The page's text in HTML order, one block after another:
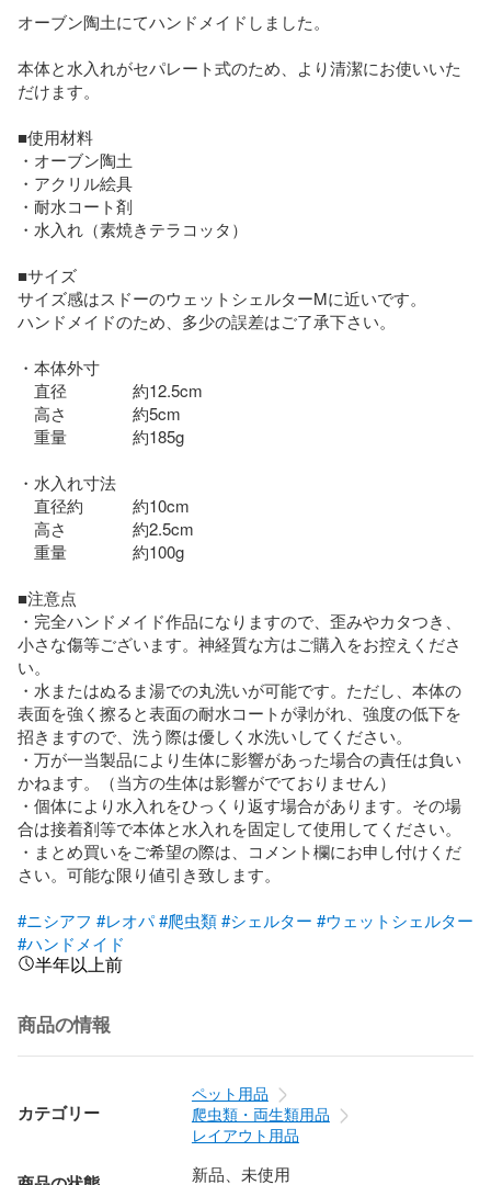
オーブン陶土にてハンドメイドしました。
本体と水入れがセパレート式のため、より清潔にお使いいた
だけます。
■使用材料
・オーブン陶土
・アクリル絵具
・耐水コート剤
・水入れ（素焼きテラコッタ）
■サイズ
サイズ感はスドーのウェットシェルターMに近いです。
ハンドメイドのため、多少の誤差はご了承下さい。
・本体外寸
直径　　　　約12.5cm
高さ　　　　約5cm
重量　　　　約185g
・水入れ寸法
直径約　　　約10cm
高さ　　　　約2.5cm
重量　　　　約100g
■注意点
・完全ハンドメイド作品になりますので、歪みやカタつき、
小さな傷等ございます。神経質な方はご購入をお控えくださ
い。
・水またはぬるま湯での丸洗いが可能です。ただし、本体の
表面を強く擦ると表面の耐水コートが剥がれ、強度の低下を
招きますので、洗う際は優しく水洗いしてください。
・万が一当製品により生体に影響があった場合の責任は負い
かねます。（当方の生体は影響がでておりません）
・個体により水入れをひっくり返す場合があります。その場
合は接着剤等で本体と水入れを固定して使用してください。
・まとめ買いをご希望の際は、コメント欄にお申し付けくだ
さい。可能な限り値引き致します。
#ニシアフ #レオパ#爬虫類#シェルター #ウェットシェルター
#ハンドメイド
半年以上前
商品の情報
カテゴリー
ペット用品
爬虫類・両生類用品
レイアウト用品
新品、未使用